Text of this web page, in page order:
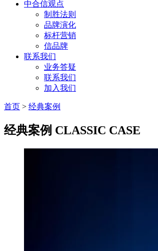
中合信观点
制胜法则
品牌演化
标杆营销
信品牌
联系我们
业务答疑
联系我们
加入我们
首页 > 经典案例
经典案例 CLASSIC CASE